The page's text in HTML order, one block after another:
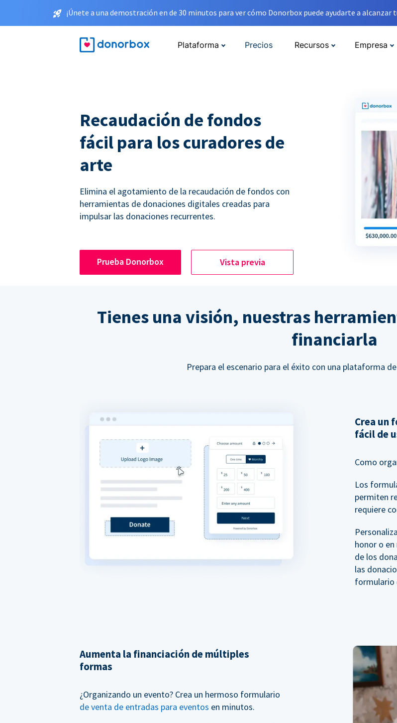
¡Únete a una demostración en de 30 minutos para ver cómo Donorbox puede ayudarte a alcanzar
Plataforma Precios Recursos Empresa
Recaudación de fondos
fácil para los curadores de
arte
Elimina el agotamiento de la recaudación de fondos con
herramientas de donaciones digitales creadas para
impulsar las donaciones recurrentes.
Prueba Donorbox Vista previa
Tienes una visión, nuestras
financiarla
Prepara el escenario para el éxito con una plataforma
Crea un
fácil de
Como
Los
permiten
requiere
honor o
de los
las
formulario
Aumenta la financiación de múltiples
formas
¿Organizando un evento? Crea un hermoso formulario
de venta de entradas para eventos en minutos.